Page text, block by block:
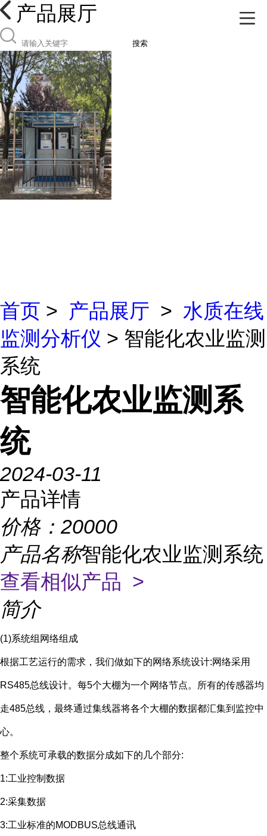
产品展厅
搜索
首页 > 产品展厅 > 水质在线
监测分析仪 > 智能化农业监测
系统
智能化农业监测系
统
2024-03-11
产品详情
价格： 20000
产品名称智能化农业监测系统
查看相似产品 >
简介
(1)系统组网络组成
根据工艺运行的需求，我们做如下的网络系统设计:网络采用
RS485总线设计。每5个大棚为一个网络节点。所有的传感器均
走485总线，最终通过集线器将各个大棚的数据都汇集到监控中
心。
整个系统可承载的数据分成如下的几个部分:
1:工业控制数据
2:采集数据
3:工业标准的MODBUS总线通讯